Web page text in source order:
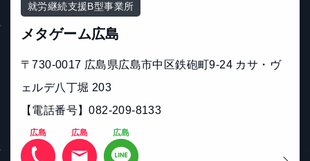
就労継続支援B型事業所
メタゲーム広島
〒730-0017 広島県広島市中区鉄砲町9-24 カサ・ヴ
ェルデ八丁堀 203
【電話番号】082-209-8133
広島 広島 広島